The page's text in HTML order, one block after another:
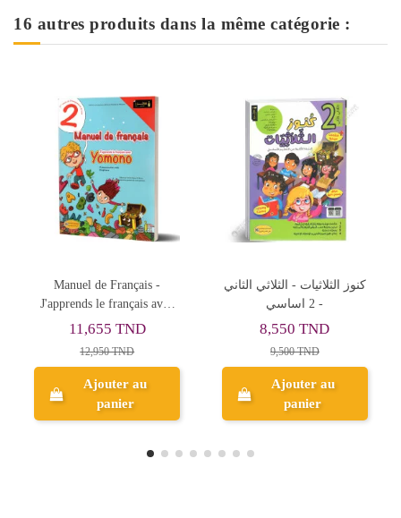
16 autres produits dans la même catégorie :
Manuel de Français -
le français avec
- 2ème de Base -
11,655 TND
12,950 TND
Ajouter au
panier
كنوز الثلاثيات - الثلاثي الثاني
- 2 اساسي
8,550 TND
9,500 TND
Ajouter au
panier